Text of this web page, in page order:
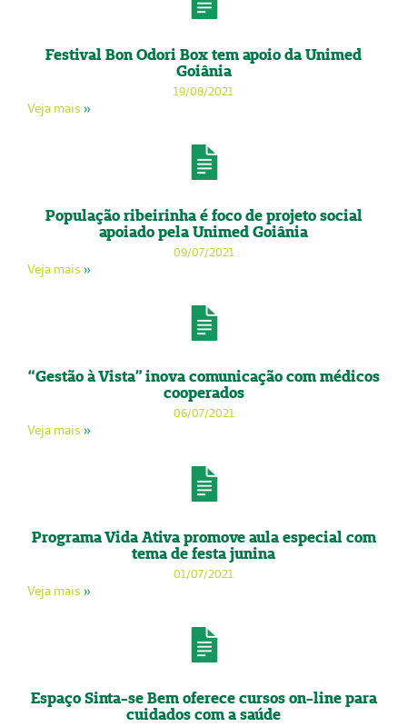
Festival Bon Odori Box tem apoio da Unimed
Goiânia
19/08/2021
Veja mais »
População ribeirinha é foco de projeto social
apoiado pela Unimed Goiânia
09/07/2021
Veja mais »
“Gestão à Vista” inova comunicação com médicos
cooperados
06/07/2021
Veja mais »
Programa Vida Ativa promove aula especial com
tema de festa junina
01/07/2021
Veja mais »
Espaço Sinta-se Bem oferece cursos on-line para
cuidados com a saúde